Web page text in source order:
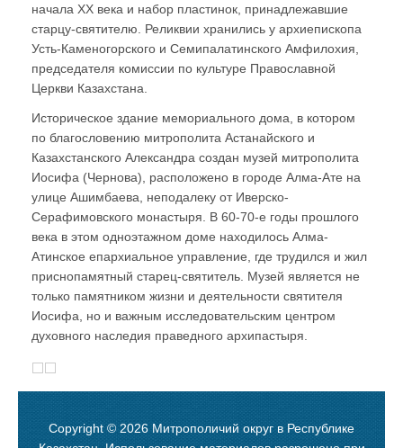
начала XX века и набор пластинок, принадлежавшие
старцу-святителю. Реликвии хранились у архиепископа
Усть-Каменогорского и Семипалатинского Амфилохия,
председателя комиссии по культуре Православной
Церкви Казахстана.
Историческое здание мемориального дома, в котором
по благословению митрополита Астанайского и
Казахстанского Александра создан музей митрополита
Иосифа (Чернова), расположено в городе Алма-Ате на
улице Ашимбаева, неподалеку от Иверско-
Серафимовского монастыря. В 60-70-е годы прошлого
века в этом одноэтажном доме находилось Алма-
Атинское епархиальное управление, где трудился и жил
приснопамятный старец-святитель. Музей является не
только памятником жизни и деятельности святителя
Иосифа, но и важным исследовательским центром
духовного наследия праведного архипастыря.
Copyright © 2026 Митрополичий округ в Республике